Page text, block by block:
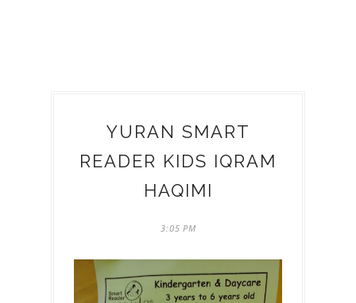
YURAN SMART
READER KIDS IQRAM
HAQIMI
3:05 PM